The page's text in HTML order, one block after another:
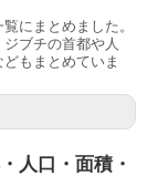
にまとめました。
ブチの首都や人
もまとめていま
人口・面積・